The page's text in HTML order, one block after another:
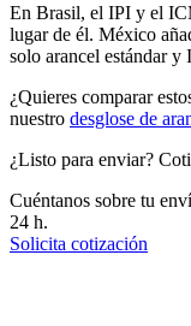
En Brasil, el IPI y el
lugar de él. México
solo arancel estándar y
¿Quieres comparar
nuestro desglose de
¿Listo para enviar?
Cuéntanos sobre tu
24 h.
Solicita cotización